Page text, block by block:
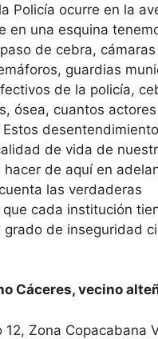
Policía ocurre en la
en una esquina
de cebra,
guardias
de la policía,
ósea, cuantos
Estos
de vida de
hacer de aquí en
las verdaderas
cada institución
grado de inseguridad
Cáceres, vecino
12, Zona Copacabana